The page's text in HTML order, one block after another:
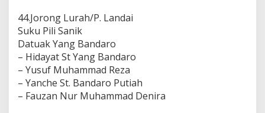
44.Jorong Lurah/P. Landai
Suku Pili Sanik
Datuak Yang Bandaro
– Hidayat St Yang Bandaro
– Yusuf Muhammad Reza
– Yanche St. Bandaro Putiah
– Fauzan Nur Muhammad Denira